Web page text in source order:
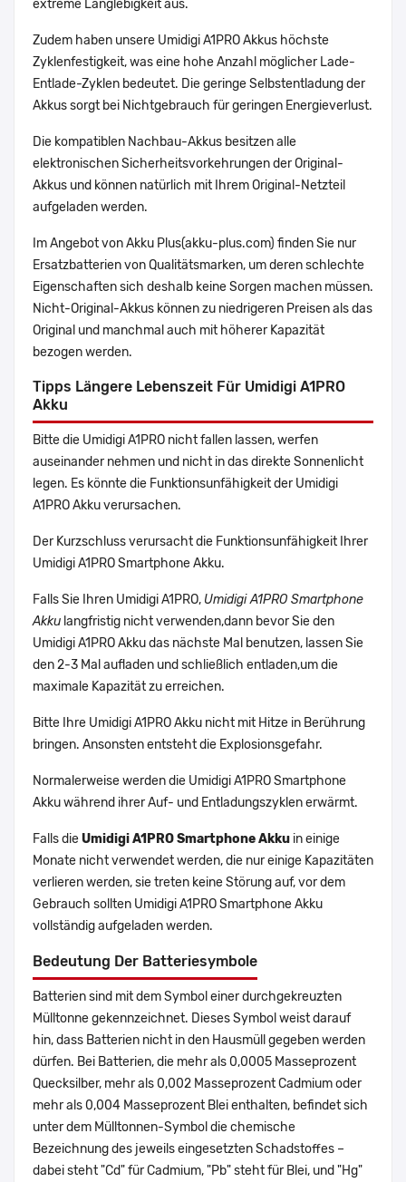
extreme Langlebigkeit aus.
Zudem haben unsere Umidigi A1PRO Akkus höchste
Zyklenfestigkeit, was eine hohe Anzahl möglicher Lade-
Entlade-Zyklen bedeutet. Die geringe Selbstentladung der
Akkus sorgt bei Nichtgebrauch für geringen Energieverlust.
Die kompatiblen Nachbau-Akkus besitzen alle
elektronischen Sicherheitsvorkehrungen der Original-
Akkus und können natürlich mit Ihrem Original-Netzteil
aufgeladen werden.
Im Angebot von Akku Plus(akku-plus.com) finden Sie nur
Ersatzbatterien von Qualitätsmarken, um deren schlechte
Eigenschaften sich deshalb keine Sorgen machen müssen.
Nicht-Original-Akkus können zu niedrigeren Preisen als das
Original und manchmal auch mit höherer Kapazität
bezogen werden.
Tipps Längere Lebenszeit Für Umidigi A1PRO
Akku
Bitte die Umidigi A1PRO nicht fallen lassen, werfen
auseinander nehmen und nicht in das direkte Sonnenlicht
legen. Es könnte die Funktionsunfähigkeit der Umidigi
A1PRO Akku verursachen.
Der Kurzschluss verursacht die Funktionsunfähigkeit Ihrer
Umidigi A1PRO Smartphone Akku.
Falls Sie Ihren Umidigi A1PRO, Umidigi A1PRO Smartphone
Akku langfristig nicht verwenden,dann bevor Sie den
Umidigi A1PRO Akku das nächste Mal benutzen, lassen Sie
den 2-3 Mal aufladen und schließlich entladen,um die
maximale Kapazität zu erreichen.
Bitte Ihre Umidigi A1PRO Akku nicht mit Hitze in Berührung
bringen. Ansonsten entsteht die Explosionsgefahr.
Normalerweise werden die Umidigi A1PRO Smartphone
Akku während ihrer Auf- und Entladungszyklen erwärmt.
Falls dieUmidigi A1PRO Smartphone Akku in einige
Monate nicht verwendet werden, die nur einige Kapazitäten
verlieren werden, sie treten keine Störung auf, vor dem
Gebrauch sollten Umidigi A1PRO Smartphone Akku
vollständig aufgeladen werden.
Bedeutung Der Batteriesymbole
Batterien sind mit dem Symbol einer durchgekreuzten
Mülltonne gekennzeichnet. Dieses Symbol weist darauf
hin, dass Batterien nicht in den Hausmüll gegeben werden
dürfen. Bei Batterien, die mehr als 0,0005 Masseprozent
Quecksilber, mehr als 0,002 Masseprozent Cadmium oder
mehr als 0,004 Masseprozent Blei enthalten, befindet sich
unter dem Mülltonnen-Symbol die chemische
Bezeichnung des jeweils eingesetzten Schadstoffes –
dabei steht "Cd" für Cadmium, "Pb" steht für Blei, und "Hg"